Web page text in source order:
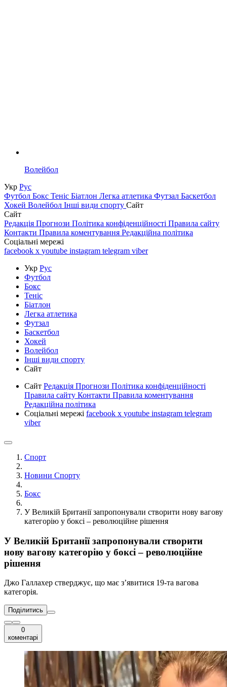
Волейбол
Укр Рус
Футбол Бокс Теніс Біатлон Легка атлетика Футзал Баскетбол
Хокей Волейбол Інші види спорту Сайт
Сайт
Редакція Прогнози Політика конфіденційності Правила сайту
Контакти Правила коментування Редакційна політика
Соціальні мережі
facebook x youtube instagram telegram viber
Укр Рус
Футбол
Бокс
Теніс
Біатлон
Легка атлетика
Футзал
Баскетбол
Хокей
Волейбол
Інші види спорту
Сайт
Сайт Редакція Прогнози Політика конфіденційності
Правила сайту Контакти Правила коментування
Редакційна політика
Соціальні мережі facebook x youtube instagram telegram
viber
Спорт
Новини Спорту
Бокс
У Великій Британії запропонували створити нову вагову
категорію у боксі – революційне рішення
У Великій Британії запропонували створити
нову вагову категорію у боксі – революційне
рішення
Джо Галлахер стверджує, що має з’явитися 19-та вагова
категорія.
Поділитись
0
коментарі